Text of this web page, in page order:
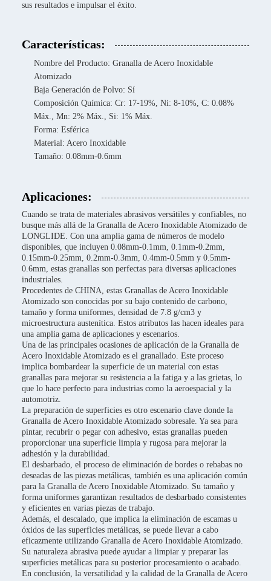
sus resultados e impulsar el éxito.
Características:
Nombre del Producto: Granalla de Acero Inoxidable
Atomizado
Baja Generación de Polvo: Sí
Composición Química: Cr: 17-19%, Ni: 8-10%, C: 0.08%
Máx., Mn: 2% Máx., Si: 1% Máx.
Forma: Esférica
Material: Acero Inoxidable
Tamaño: 0.08mm-0.6mm
Aplicaciones:
Cuando se trata de materiales abrasivos versátiles y confiables, no
busque más allá de la Granalla de Acero Inoxidable Atomizado de
LONGLIDE. Con una amplia gama de números de modelo
disponibles, que incluyen 0.08mm-0.1mm, 0.1mm-0.2mm,
0.15mm-0.25mm, 0.2mm-0.3mm, 0.4mm-0.5mm y 0.5mm-
0.6mm, estas granallas son perfectas para diversas aplicaciones
industriales.
Procedentes de CHINA, estas Granallas de Acero Inoxidable
Atomizado son conocidas por su bajo contenido de carbono,
tamaño y forma uniformes, densidad de 7.8 g/cm3 y
microestructura austenítica. Estos atributos las hacen ideales para
una amplia gama de aplicaciones y escenarios.
Una de las principales ocasiones de aplicación de la Granalla de
Acero Inoxidable Atomizado es el granallado. Este proceso
implica bombardear la superficie de un material con estas
granallas para mejorar su resistencia a la fatiga y a las grietas, lo
que lo hace perfecto para industrias como la aeroespacial y la
automotriz.
La preparación de superficies es otro escenario clave donde la
Granalla de Acero Inoxidable Atomizado sobresale. Ya sea para
pintar, recubrir o pegar con adhesivo, estas granallas pueden
proporcionar una superficie limpia y rugosa para mejorar la
adhesión y la durabilidad.
El desbarbado, el proceso de eliminación de bordes o rebabas no
deseadas de las piezas metálicas, también es una aplicación común
para la Granalla de Acero Inoxidable Atomizado. Su tamaño y
forma uniformes garantizan resultados de desbarbado consistentes
y eficientes en varias piezas de trabajo.
Además, el descalado, que implica la eliminación de escamas u
óxidos de las superficies metálicas, se puede llevar a cabo
eficazmente utilizando Granalla de Acero Inoxidable Atomizado.
Su naturaleza abrasiva puede ayudar a limpiar y preparar las
superficies metálicas para su posterior procesamiento o acabado.
En conclusión, la versatilidad y la calidad de la Granalla de Acero